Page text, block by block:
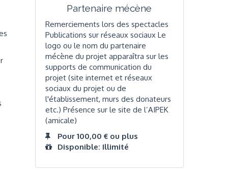
Partenaire mécène
Remerciements lors des spectacles
Publications sur réseaux sociaux Le
logo ou le nom du partenaire
mécène du projet apparaîtra sur les
supports de communication du
projet (site internet et réseaux
sociaux du projet ou de
l'établissement, murs des donateurs
etc.) Présence sur le site de l’AIPEK
(amicale)
Pour 100,00 € ou plus
Disponible: Illimité